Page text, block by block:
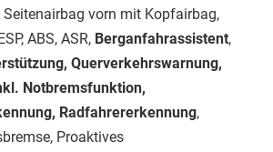
Seitenairbag vorn mit Kopfairbag,
ABS, ASR, Berganfahrassistent,
Querverkehrswarnung,
Notbremsfunktion,
Radfahrererkennung,
Proaktives